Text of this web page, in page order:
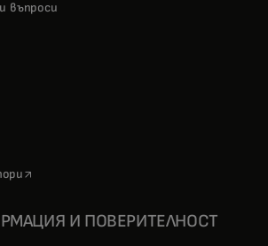
въпроси
tab
opens in a new tab
И ПОВЕРИТЕЛНОСТ